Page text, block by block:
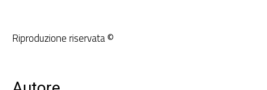
Riproduzione riservata ©